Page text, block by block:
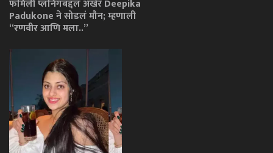
फॅमिली प्लॅनिंगबद्दल अखेर Deepika
Padukone ने सोडलं मौन; म्हणाली
“रणवीर आणि मला..”